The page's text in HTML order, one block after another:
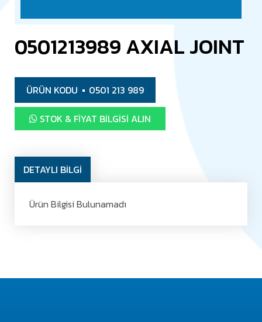
0501213989 AXIAL JOINT
ÜRÜN KODU 0501 213 989
STOK & FIYAT BILGISI ALIN
DETAYLI BİLGİ
Ürün Bilgisi Bulunamadı